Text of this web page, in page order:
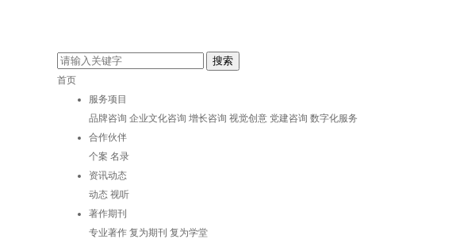
首页
服务项目
品牌咨询 企业文化咨询 增长咨询 视觉创意 党建咨询 数字化服务
合作伙伴
个案 名录
资讯动态
动态 视听
著作期刊
专业著作 复为期刊 复为学堂